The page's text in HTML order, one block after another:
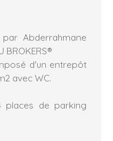
Abderrahmane
BROKERS®
d'un entrepôt
avec WC.
places de parking